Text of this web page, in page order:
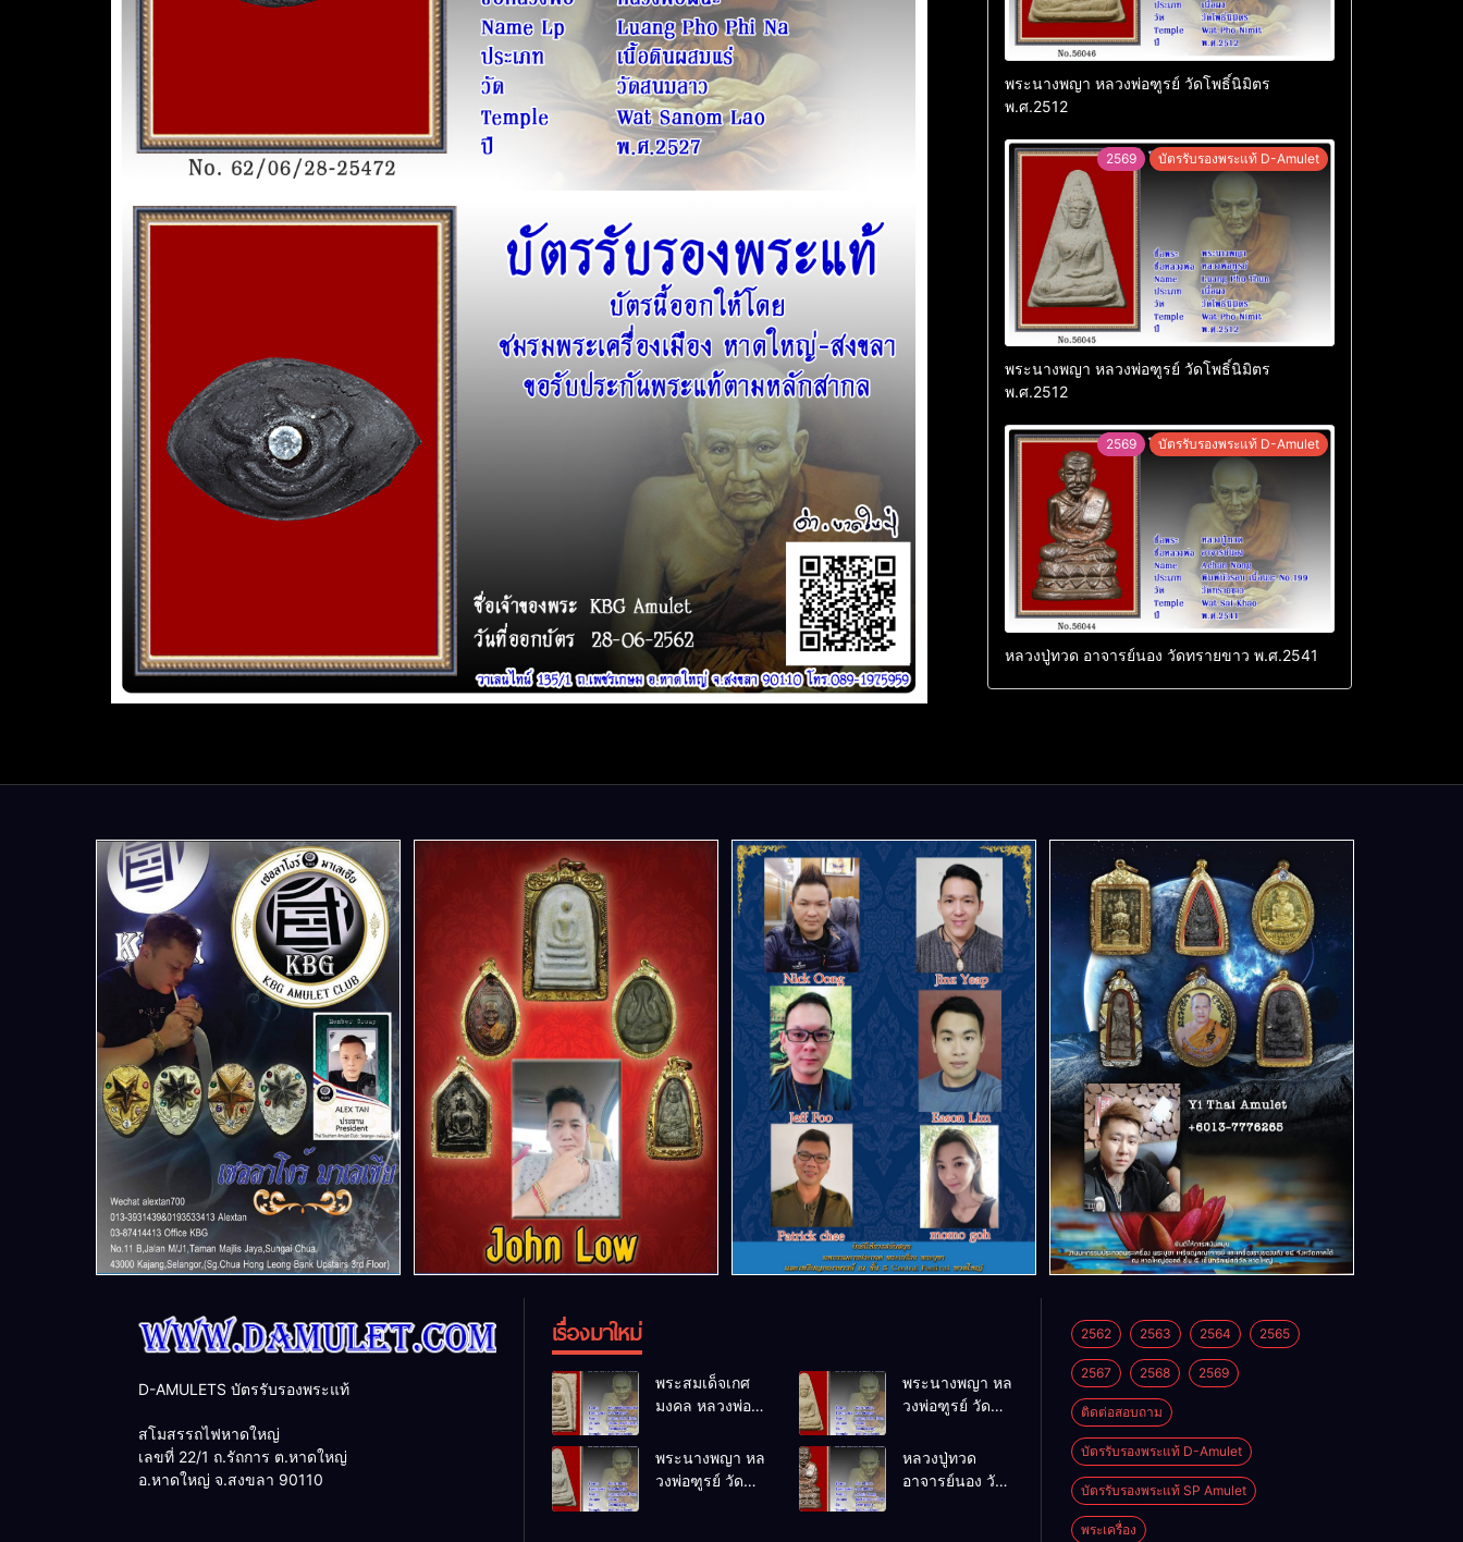
พระนางพญา หลวงพ่อฑูรย์ วัดโพธิ์นิมิตร
พ.ศ.2512
2569 บัตรรับรองพระแท้ D-Amulet
พระนางพญา หลวงพ่อฑูรย์ วัดโพธิ์นิมิตร
พ.ศ.2512
2569 บัตรรับรองพระแท้ D-Amulet
หลวงปู่ทวด อาจารย์นอง วัดทรายขาว พ.ศ.2541
D-AMULETS บัตรรับรองพระแท้
สโมสรรถไฟหาดใหญ่
เลขที่ 22/1 ถ.รัถการ ต.หาดใหญ่
อ.หาดใหญ่ จ.สงขลา 90110
เรื่องมาใหม่
พระสมเด็จเกศ
มงคล หลวงพ่อ
โพธิ์นิมิตร
พ.ศ.2512
พระนางพญา หล
วงพ่อฑูรย์ วัด
พ.ศ.2512
พระนางพญา หล
วงพ่อฑูรย์ วัด
หลวงปู่ทวด
อาจารย์นอง วัด
2562 2563 2564 2565
2567 2568 2569
ติดต่อสอบถาม
บัตรรับรองพระแท้ D-Amulet
บัตรรับรองพระแท้ SP Amulet
พระเครื่อง